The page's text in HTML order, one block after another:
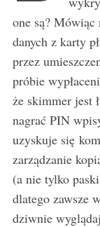
one są?
danych z karty
przez
próbie
że skimmer jest
nagrać PIN
uzyskuje się
zarządzanie
(a nie tylko
dlatego zawsze
dziwnie